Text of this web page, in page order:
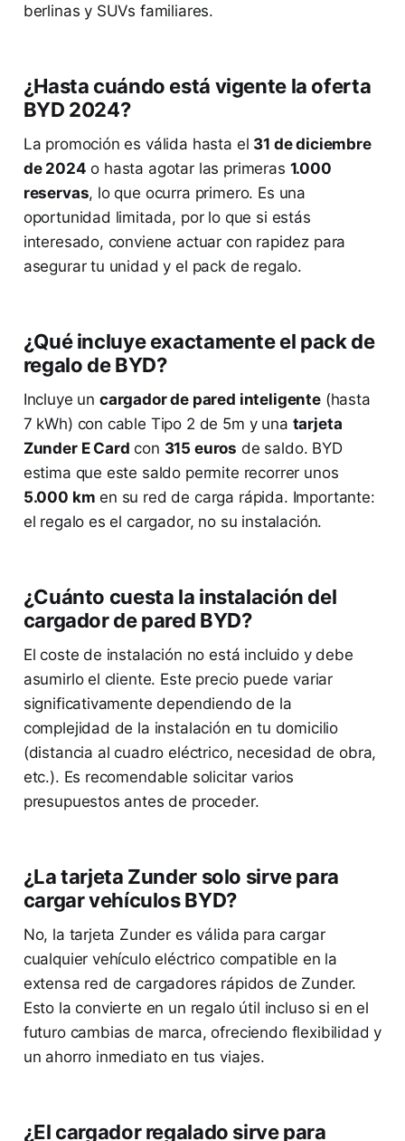
berlinas y SUVs familiares.
¿Hasta cuándo está vigente la oferta
BYD 2024?
La promoción es válida hasta el 31 de diciembre
de 2024 o hasta agotar las primeras 1.000
reservas, lo que ocurra primero. Es una
oportunidad limitada, por lo que si estás
interesado, conviene actuar con rapidez para
asegurar tu unidad y el pack de regalo.
¿Qué incluye exactamente el pack de
regalo de BYD?
Incluye un cargador de pared inteligente(hasta
7 kWh) con cable Tipo 2 de 5m y una tarjeta
Zunder E Card con 315 euros de saldo. BYD
estima que este saldo permite recorrer unos
5.000 km en su red de carga rápida. Importante:
el regalo es el cargador, no su instalación.
¿Cuánto cuesta la instalación del
cargador de pared BYD?
El coste de instalación no está incluido y debe
asumirlo el cliente. Este precio puede variar
significativamente dependiendo de la
complejidad de la instalación en tu domicilio
(distancia al cuadro eléctrico, necesidad de obra,
etc.). Es recomendable solicitar varios
presupuestos antes de proceder.
¿La tarjeta Zunder solo sirve para
cargar vehículos BYD?
No, la tarjeta Zunder es válida para cargar
cualquier vehículo eléctrico compatible en la
extensa red de cargadores rápidos de Zunder.
Esto la convierte en un regalo útil incluso si en el
futuro cambias de marca, ofreciendo flexibilidad y
un ahorro inmediato en tus viajes.
¿El cargador regalado sirve para